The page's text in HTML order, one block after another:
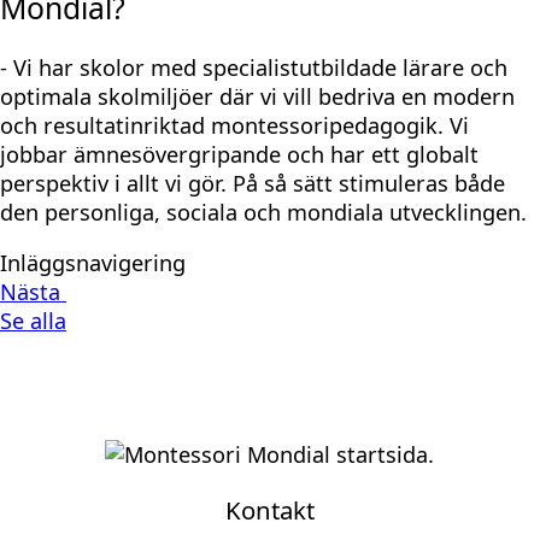
Mondial?
- Vi har skolor med specialistutbildade lärare och
optimala skolmiljöer där vi vill bedriva en modern
och resultatinriktad montessoripedagogik. Vi
jobbar ämnesövergripande och har ett globalt
perspektiv i allt vi gör. På så sätt stimuleras både
den personliga, sociala och mondiala utvecklingen.
Inläggsnavigering
Nästa
Se alla
Kontakt